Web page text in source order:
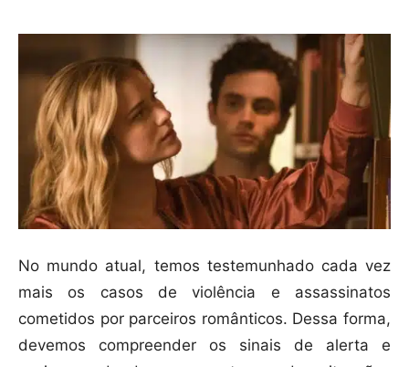
No mundo atual, temos testemunhado cada vez
mais os casos de violência e assassinatos
cometidos por parceiros românticos. Dessa forma,
devemos compreender os sinais de alerta e